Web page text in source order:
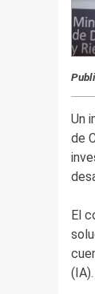
Un
de
El
(IA).